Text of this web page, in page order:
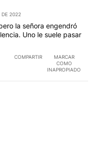
DE 2022
la señora engendró
Uno le suele pasar
COMPARTIR
MARCAR
COMO
INAPROPIADO